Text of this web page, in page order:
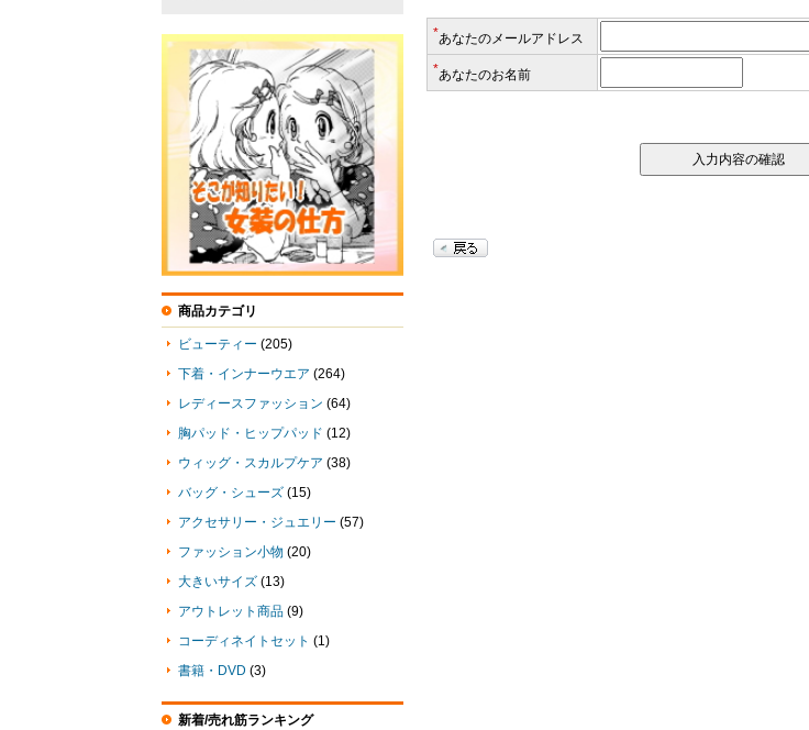
*あなたのメールアドレス
*あなたのお名前
商品カテゴリ
ビューティー (205)
下着・インナーウエア (264)
レディースファッション (64)
胸パッド・ヒップパッド (12)
ウィッグ・スカルプケア (38)
バッグ・シューズ (15)
アクセサリー・ジュエリー (57)
ファッション小物 (20)
大きいサイズ (13)
アウトレット商品 (9)
コーディネイトセット (1)
書籍・DVD (3)
新着/売れ筋ランキング